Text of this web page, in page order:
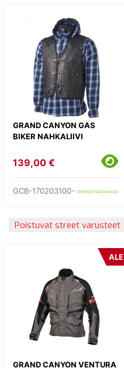
GRAND CANYON GAS
BIKER NAHKALIIVI
139,00 €
GCB-170203100- tarkista saatavuus
Poistuvat street varusteet
GRAND CANYON VENTURA
ALE